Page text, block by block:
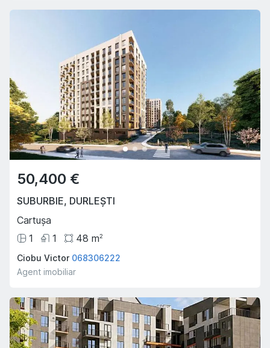
50,400 €
SUBURBIE, DURLEȘTI
Cartușa
1
1 48 m2
Ciobu Victor 068306222
Agent imobiliar